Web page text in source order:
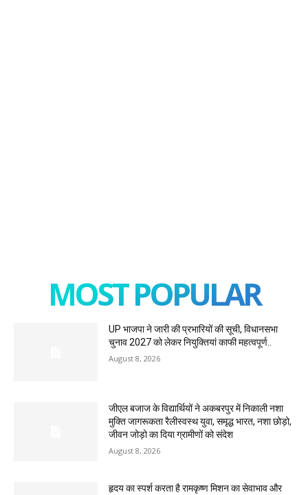
MOST POPULAR
UP भाजपा ने जारी की प्रभारियों की सूची, विधानसभा
चुनाव 2027 को लेकर नियुक्तियां काफी महत्वपूर्ण..
August 8, 2026
जीएल बजाज के विद्यार्थियों ने अकबरपुर में निकाली नशा
मुक्ति जागरूकता रैलीस्वस्थ युवा, समृद्ध भारत, नशा छोड़ो,
जीवन जोड़ो का दिया ग्रामीणों को संदेश
August 8, 2026
हृदय का स्पर्श करता है रामकृष्ण मिशन का सेवाभाव और